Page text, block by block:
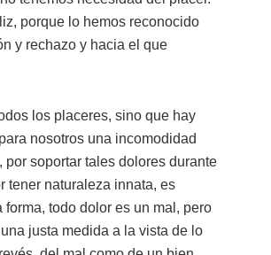
porque lo hemos reconocido
y rechazo y hacia el que
los placeres, sino que hay
nosotros una incomodidad
soportar tales dolores durante
tener naturaleza innata, es
todo dolor es un mal, pero
justa medida a la vista de lo